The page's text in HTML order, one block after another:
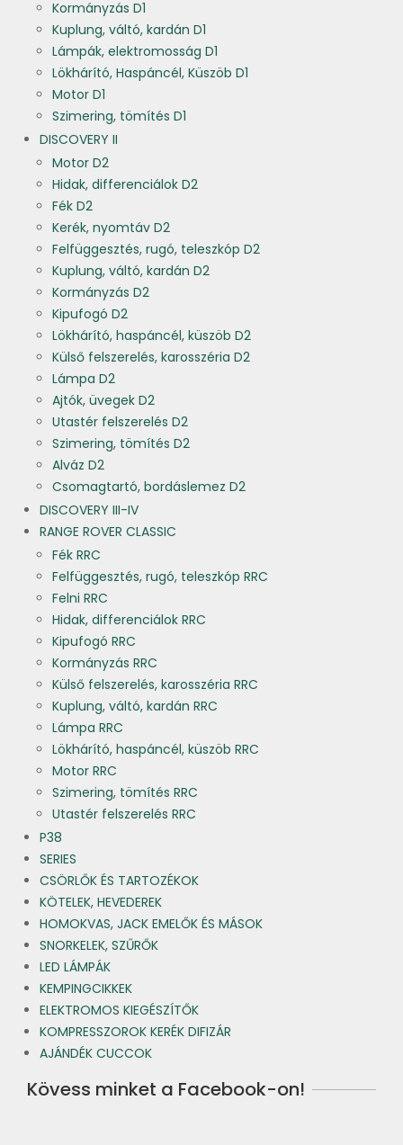
Kormányzás D1
Kuplung, váltó, kardán D1
Lámpák, elektromosság D1
Lökhárító, Haspáncél, Küszöb D1
Motor D1
Szimering, tömítés D1
DISCOVERY II
Motor D2
Hidak, differenciálok D2
Fék D2
Kerék, nyomtáv D2
Felfüggesztés, rugó, teleszkóp D2
Kuplung, váltó, kardán D2
Kormányzás D2
Kipufogó D2
Lökhárító, haspáncél, küszöb D2
Külső felszerelés, karosszéria D2
Lámpa D2
Ajtók, üvegek D2
Utastér felszerelés D2
Szimering, tömítés D2
Alváz D2
Csomagtartó, bordáslemez D2
DISCOVERY III-IV
RANGE ROVER CLASSIC
Fék RRC
Felfüggesztés, rugó, teleszkóp RRC
Felni RRC
Hidak, differenciálok RRC
Kipufogó RRC
Kormányzás RRC
Külső felszerelés, karosszéria RRC
Kuplung, váltó, kardán RRC
Lámpa RRC
Lökhárító, haspáncél, küszöb RRC
Motor RRC
Szimering, tömítés RRC
Utastér felszerelés RRC
P38
SERIES
CSÖRLŐK ÉS TARTOZÉKOK
KÖTELEK, HEVEDEREK
HOMOKVAS, JACK EMELŐK ÉS MÁSOK
SNORKELEK, SZŰRŐK
LED LÁMPÁK
KEMPINGCIKKEK
ELEKTROMOS KIEGÉSZÍTŐK
KOMPRESSZOROK KERÉK DIFIZÁR
AJÁNDÉK CUCCOK
Kövess minket a Facebook-on!